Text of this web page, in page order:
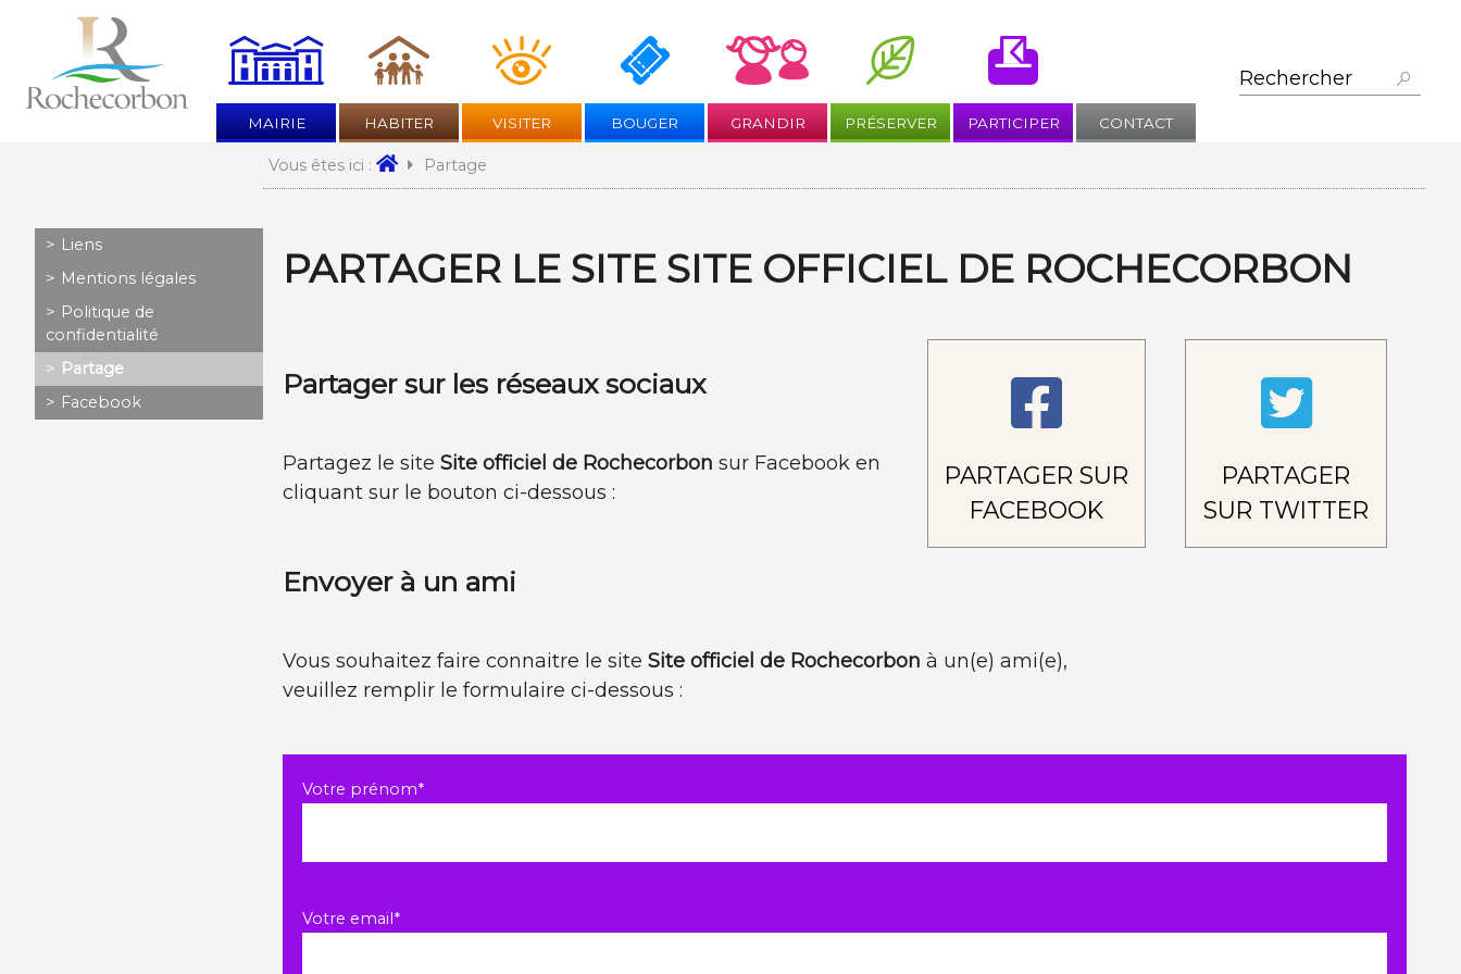
au
contenu
MAIRIE HABITER VISITER BOUGER GRANDIR PRÉSERVER PARTICIPER CONTACT
Vous êtes ici : Partage
PARTAGER LE SITE SITE OFFICIEL DE ROCHECORBON
Partager sur les réseaux sociaux
Partagez le site Site officiel de Rochecorbon sur Facebook en
cliquant sur le bouton ci-dessous :
PARTAGER SUR
FACEBOOK
PARTAGER
SUR TWITTER
Envoyer à un ami
Vous souhaitez faire connaitre le site Site officiel de Rochecorbon à un(e) ami(e),
veuillez remplir le formulaire ci-dessous :
Champ
obligatoire
Votre prénom*
Champ
obligatoire
Votre email*
Aller
au
contenu
Liens
Mentions légales
Politique de
confidentialité
Partage
Facebook